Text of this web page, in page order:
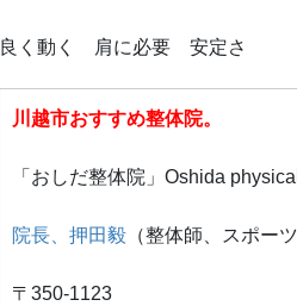
良く動く 肩に必要 安定さ
川越市おすすめ整体院。
「おしだ整体院」Oshida
院長、押田毅 （整体師、スポー
〒350-1123